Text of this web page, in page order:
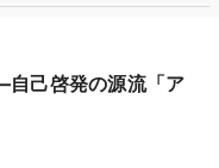
己啓発の源流「ア